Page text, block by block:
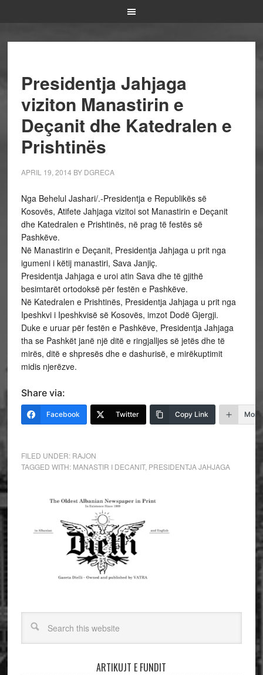
Presidentja Jahjaga
viziton Manastirin e
Deçanit dhe Katedralen e
Prishtinës
APRIL 19, 2014 BY DGRECA
Nga Behelul Jashari/.-Presidentja e Republikës së
Kosovës, Atifete Jahjaga vizitoi sot Manastirin e Deçanit
dhe Katedralen e Prishtinës, në prag të festës së
Pashkëve.
Në Manastirin e Deçanit, Presidentja Jahjaga u prit nga
igumeni i këtij manastiri, Sava Janjiç.
Presidentja Jahjaga e uroi atin Sava dhe të gjithë
besimtarët ortodoksë për festën e Pashkëve.
Në Katedralen e Prishtinës, Presidentja Jahjaga u prit nga
Ipeshkvi i Ipeshkvisë së Kosovës, imzot Dodë Gjergji.
Duke e uruar për festën e Pashkëve, Presidentja Jahjaga
tha se Pashkët janë një ditë e ringjalljes së jetës dhe të
mirës, ditë e shpresës dhe e dashurisë, e mirëkuptimit
midis njerëzve.
Share via:
Facebook Twitter Copy Link More
FILED UNDER: RAJON
TAGGED WITH: MANASTIR I DECANIT, PRESIDENTJA JAHJAGA
ARTIKUJT E FUNDIT